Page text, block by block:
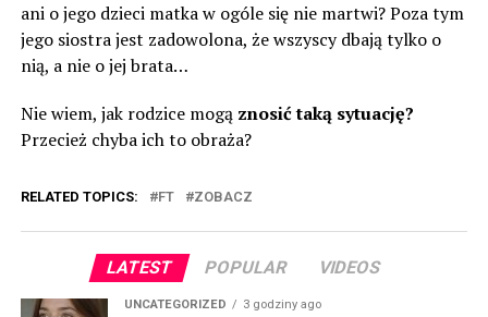
ani o jego dzieci matka w ogóle się nie martwi? Poza tym
jego siostra jest zadowolona, że wszyscy dbają tylko o
nią, a nie o jej brata…
Nie wiem, jak rodzice mogą znosić taką sytuację?
Przecież chyba ich to obraża?
RELATED TOPICS: FT ZOBACZ
LATEST POPULAR VIDEOS
UNCATEGORIZED 3 godziny ago